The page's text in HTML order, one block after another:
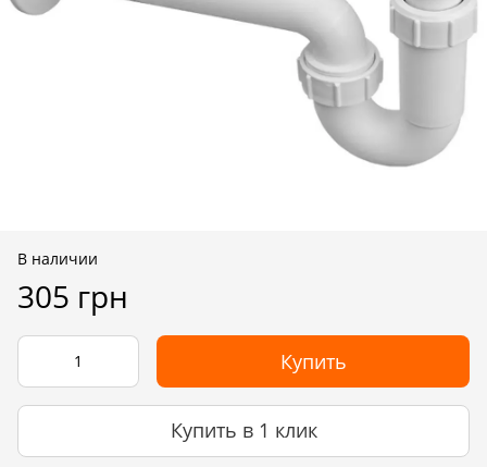
В наличии
305 грн
Купить
Купить в 1 клик